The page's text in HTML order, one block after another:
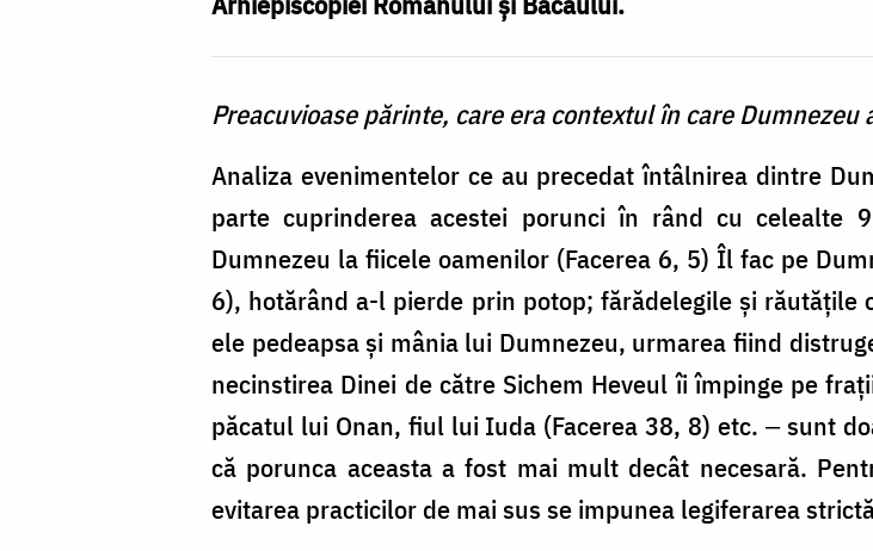
Preacuvioase părinte, care era contextul în care
Analiza evenimentelor ce au precedat întâlnirea dintre
parte cuprinderea acestei porunci în rând cu
Dumnezeu la fiicele oamenilor (Facerea 6, 5) Îl fac pe
6), hotărând a-l pierde prin potop; fărădelegile şi răutăţile
ele pedeapsa şi mânia lui Dumnezeu, urmarea fiind
necinstirea Dinei de către Sichem Heveul îi împinge pe
păcatul lui Onan, fiul lui Iuda (Facerea 38, 8) etc. ‒ sunt
că porunca aceasta a fost mai mult decât necesară.
evitarea practicilor de mai sus se impunea legiferarea